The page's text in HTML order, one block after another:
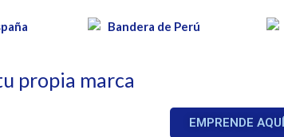
propia marca
EMPRENDE AQUÍ